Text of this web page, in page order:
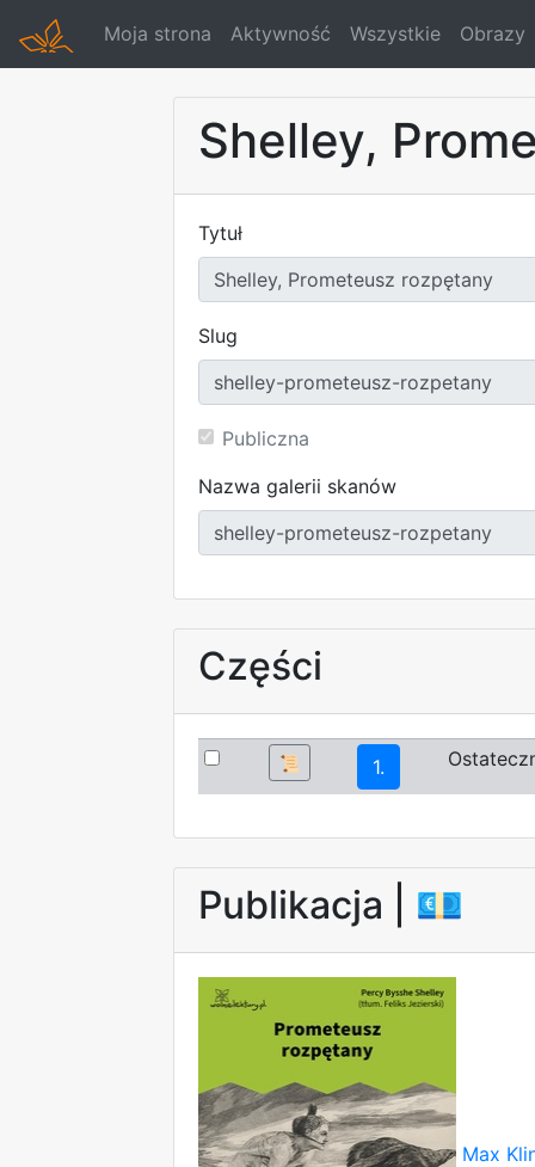
Moja strona Aktywność Wszystkie Obrazy
Shelley,
Tytuł
Slug
Publiczna
Nazwa galerii skanów
Części
📜 1.
Publikacja | 💶
Max